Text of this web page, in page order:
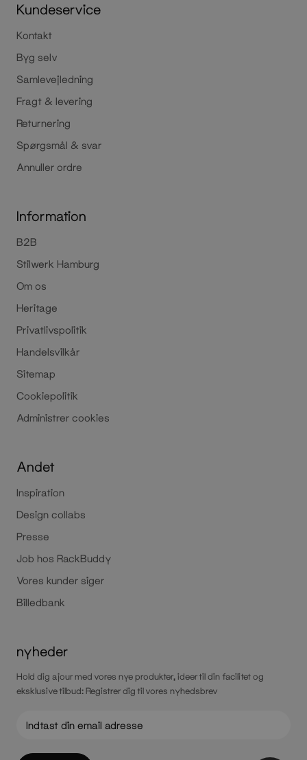
Kundeservice
Kontakt
Byg selv
Samlevejledning
Fragt & levering
Returnering
Spørgsmål & svar
Annuller ordre
Information
B2B
Stilwerk Hamburg
Om os
Heritage
Privatlivspolitik
Handelsvilkår
Sitemap
Cookiepolitik
Administrer cookies
Andet
Inspiration
Design collabs
Presse
Job hos RackBuddy
Vores kunder siger
Billedbank
nyheder
Hold dig ajour med vores nye produkter, ideer til din facilitet og
eksklusive tilbud: Registrer dig til vores nyhedsbrev